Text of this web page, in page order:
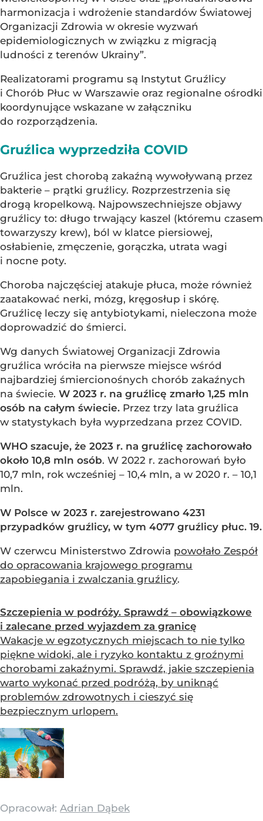
harmonizacja i wdrożenie standardów Światowej
Organizacji Zdrowia w okresie wyzwań
epidemiologicznych w związku z migracją
ludności z terenów Ukrainy”.
Realizatorami programu są Instytut Gruźlicy
i Chorób Płuc w Warszawie oraz regionalne ośrodki
koordynujące wskazane w załączniku
do rozporządzenia.
Gruźlica wyprzedziła COVID
Gruźlica jest chorobą zakaźną wywoływaną przez
bakterie – prątki gruźlicy. Rozprzestrzenia się
drogą kropelkową. Najpowszechniejsze objawy
gruźlicy to: długo trwający kaszel (któremu czasem
towarzyszy krew), ból w klatce piersiowej,
osłabienie, zmęczenie, gorączka, utrata wagi
i nocne poty.
Choroba najczęściej atakuje płuca, może również
zaatakować nerki, mózg, kręgosłup i skórę.
Gruźlicę leczy się antybiotykami, nieleczona może
doprowadzić do śmierci.
Wg danych Światowej Organizacji Zdrowia
gruźlica wróciła na pierwsze miejsce wśród
najbardziej śmiercionośnych chorób zakaźnych
na świecie. W 2023 r. na gruźlicę zmarło 1,25 mln
osób na całym świecie. Przez trzy lata gruźlica
w statystykach była wyprzedzana przez COVID.
WHO szacuje, że 2023 r. na gruźlicę zachorowało
około 10,8 mln osób. W 2022 r. zachorowań było
10,7 mln, rok wcześniej – 10,4 mln, a w 2020 r. – 10,1
mln.
W Polsce w 2023 r. zarejestrowano 4231
przypadków gruźlicy, w tym 4077 gruźlicy płuc. 19.
W czerwcu Ministerstwo Zdrowia powołało Zespół
do opracowania krajowego programu
zapobiegania i zwalczania gruźlicy.
Szczepienia w podróży. Sprawdź – obowiązkowe
i zalecane przed wyjazdem za granicę
Wakacje w egzotycznych miejscach to nie tylko
piękne widoki, ale i ryzyko kontaktu z groźnymi
chorobami zakaźnymi. Sprawdź, jakie szczepienia
warto wykonać przed podróżą, by uniknąć
problemów zdrowotnych i cieszyć się
bezpiecznym urlopem.
Opracował: Adrian Dąbek